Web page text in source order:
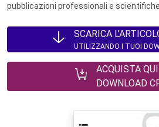
pubblicazioni professionali e scientifiche.
SCARICA
UTILIZZANDO I TUOI
ACQUISTA
DOWNLOAD